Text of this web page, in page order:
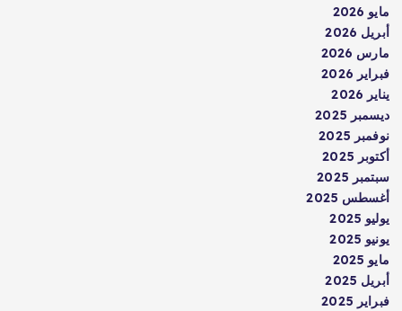
مايو 2026
أبريل 2026
مارس 2026
فبراير 2026
يناير 2026
ديسمبر 2025
نوفمبر 2025
أكتوبر 2025
سبتمبر 2025
أغسطس 2025
يوليو 2025
يونيو 2025
مايو 2025
أبريل 2025
فبراير 2025